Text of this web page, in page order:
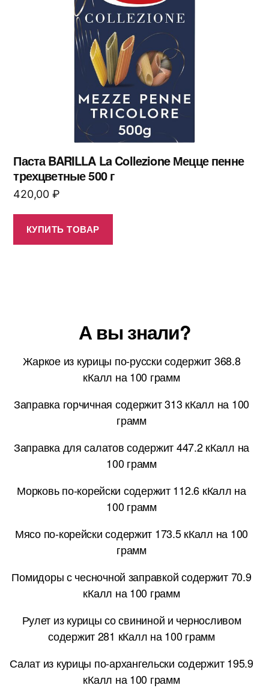
Паста BARILLA La Collezione Мецце пенне
трехцветные 500 г
420,00 ₽
КУПИТЬ ТОВАР
А вы знали?
Жаркое из курицы по-русски содержит 368.8
кКалл на 100 грамм
Заправка горчичная содержит 313 кКалл на 100
грамм
Заправка для салатов содержит 447.2 кКалл на
100 грамм
Морковь по-корейски содержит 112.6 кКалл на
100 грамм
Мясо по-корейски содержит 173.5 кКалл на 100
грамм
Помидоры с чесночной заправкой содержит 70.9
кКалл на 100 грамм
Рулет из курицы со свининой и черносливом
содержит 281 кКалл на 100 грамм
Салат из курицы по-архангельски содержит 195.9
кКалл на 100 грамм